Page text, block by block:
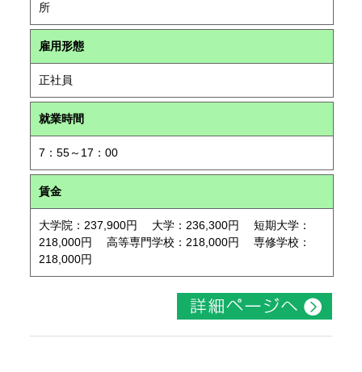
所
雇用形態
正社員
就業時間
7：55～17：00
賃金
大学院：237,900円 大学：236,300円 短期大学：
218,000円 高等専門学校：218,000円 専修学校：
218,000円